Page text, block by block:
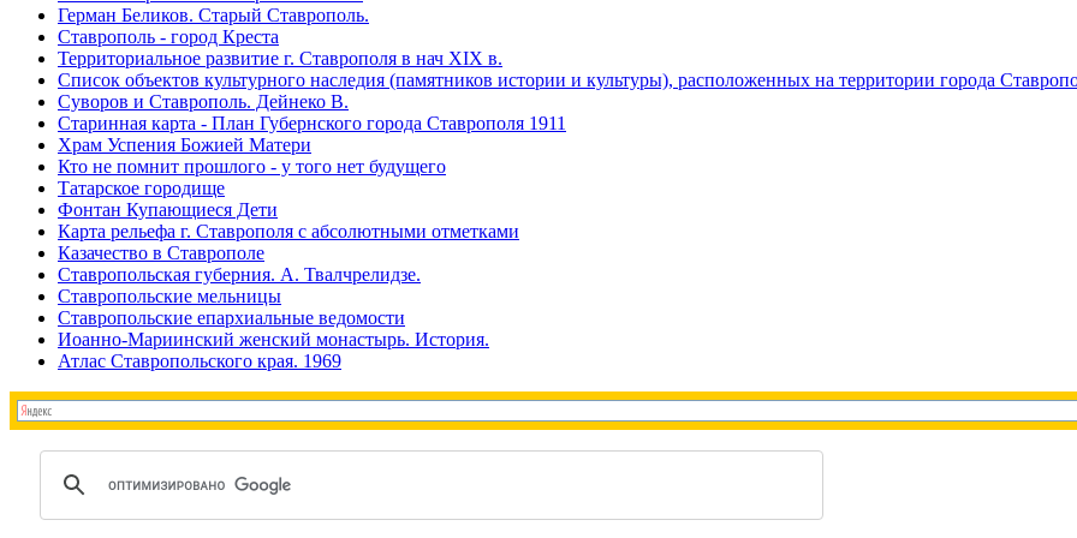
Герман Беликов. Старый Ставрополь.
Ставрополь - город Креста
Территориальное развитие г. Ставрополя в нач XIX в.
Список объектов культурного наследия (памятников истории и культуры), расположенных на территории города
Суворов и Ставрополь. Дейнеко В.
Старинная карта - План Губернского города Ставрополя 1911
Храм Успения Божией Матери
Кто не помнит прошлого - у того нет будущего
Татарское городище
Фонтан Купающиеся Дети
Карта рельефа г. Ставрополя с абсолютными отметками
Казачество в Ставрополе
Ставропольская губерния. А. Твалчрелидзе.
Ставропольские мельницы
Ставропольские епархиальные ведомости
Иоанно-Мариинский женский монастырь. История.
Атлас Ставропольского края. 1969